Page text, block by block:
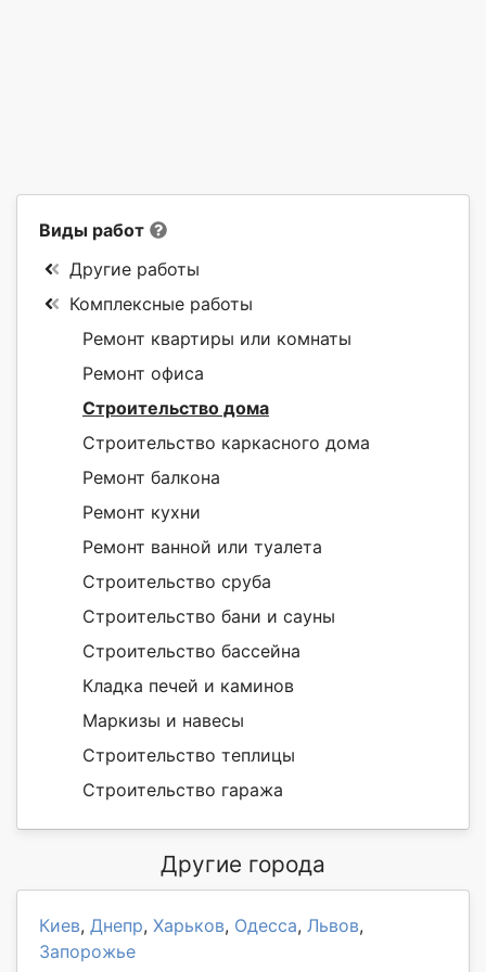
Виды работ
Другие работы
Комплексные работы
Ремонт квартиры или комнаты
Ремонт офиса
Строительство дома
Строительство каркасного дома
Ремонт балкона
Ремонт кухни
Ремонт ванной или туалета
Строительство сруба
Строительство бани и сауны
Строительство бассейна
Кладка печей и каминов
Маркизы и навесы
Строительство теплицы
Строительство гаража
Другие города
Киев, Днепр, Харьков, Одесса, Львов,
Запорожье